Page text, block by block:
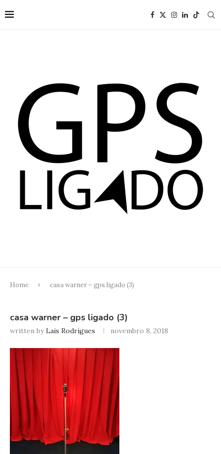
Home casa warner – gps ligado (3)
casa warner – gps ligado (3)
written byLais Rodrigues novembro 8, 2018